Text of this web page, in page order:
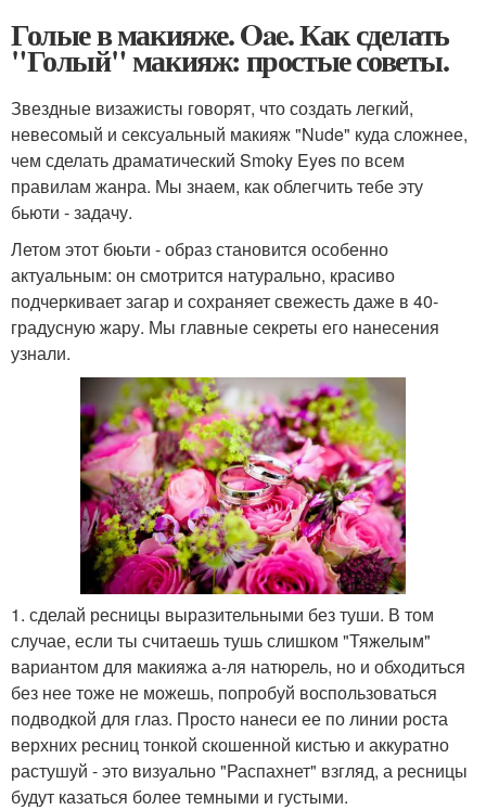
Голые в макияже. Oae. Как сделать
"Голый" макияж: простые советы.
Звездные визажисты говорят, что создать легкий,
невесомый и сексуальный макияж "Nude" куда сложнее,
чем сделать драматический Smoky Eyes по всем
правилам жанра. Мы знаем, как облегчить тебе эту
бьюти - задачу.
Летом этот бюьти - образ становится особенно
актуальным: он смотрится натурально, красиво
подчеркивает загар и сохраняет свежесть даже в 40-
градусную жару. Мы главные секреты его нанесения
узнали.
1. сделай ресницы выразительными без туши. В том
случае, если ты считаешь тушь слишком "Тяжелым"
вариантом для макияжа а-ля натюрель, но и обходиться
без нее тоже не можешь, попробуй воспользоваться
подводкой для глаз. Просто нанеси ее по линии роста
верхних ресниц тонкой скошенной кистью и аккуратно
растушуй - это визуально "Распахнет" взгляд, а ресницы
будут казаться более темными и густыми.